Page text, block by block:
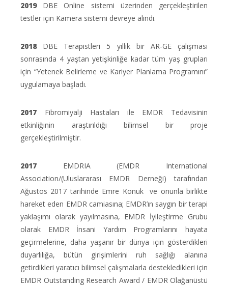
2019DBE Online sistemi üzerinden gerçekleştirilen
testler için Kamera sistemi devreye alındı.
2018DBE Terapistleri 5 yıllık bir AR-GE çalışması
sonrasında 4 yaştan yetişkinliğe kadar tüm yaş grupları
için “Yetenek Belirleme ve Kariyer Planlama Programını”
uygulamaya başladı.
2017 Fibromiyalji Hastaları ile EMDR Tedavisinin
etkinliğinin araştırıldığı bilimsel bir proje
gerçekleştirilmiştir.
2017 EMDRIA (EMDR International
Association/(Uluslararası EMDR Derneği) tarafından
Ağustos 2017 tarihinde Emre Konuk ve onunla birlikte
hareket eden EMDR camiasına; EMDR’ın saygın bir terapi
yaklaşımı olarak yayılmasına, EMDR İyileştirme Grubu
olarak EMDR İnsani Yardım Programlarını hayata
geçirmelerine, daha yaşanır bir dünya için gösterdikleri
duyarlılığa, bütün girişimlerini ruh sağlığı alanına
getirdikleri yaratıcı bilimsel çalışmalarla destekledikleri için
EMDR Outstanding Research Award / EMDR Olağanüstü